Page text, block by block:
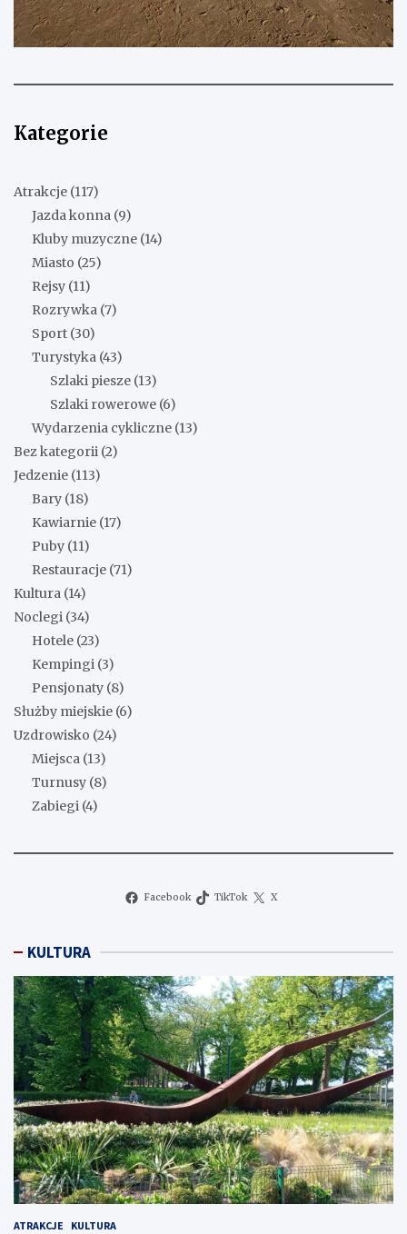
Kategorie
Atrakcje (117)
Jazda konna (9)
Kluby muzyczne (14)
Miasto (25)
Rejsy (11)
Rozrywka (7)
Sport (30)
Turystyka (43)
Szlaki piesze (13)
Szlaki rowerowe (6)
Wydarzenia cykliczne (13)
Bez kategorii (2)
Jedzenie (113)
Bary (18)
Kawiarnie (17)
Puby (11)
Restauracje (71)
Kultura (14)
Noclegi (34)
Hotele (23)
Kempingi (3)
Pensjonaty (8)
Służby miejskie (6)
Uzdrowisko (24)
Miejsca (13)
Turnusy (8)
Zabiegi (4)
Facebook TikTok X
KULTURA
ATRAKCJE KULTURA